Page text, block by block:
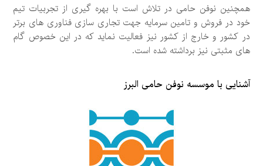
همچنین نوفن حامی در تلاش است با بهره گیری از تجربیات تیم
خود در فروش و تامین سرمایه جهت تجاری سازی فناوری های برتر
در کشور و خارج از کشور نیز فعالیت نماید که در این خصوص گام
های مثبتی نیز برداشته شده است.
آشنایی با موسسه نوفن حامی البرز